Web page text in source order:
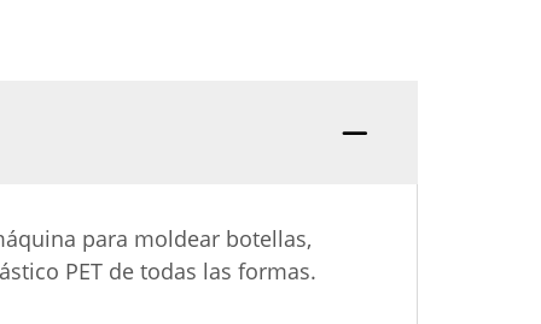
para moldear botellas,
PET de todas las formas.